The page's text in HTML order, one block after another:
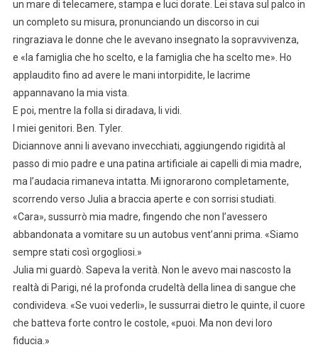
un mare di telecamere, stampa e luci dorate. Lei stava sul palco in
un completo su misura, pronunciando un discorso in cui
ringraziava le donne che le avevano insegnato la sopravvivenza,
e «la famiglia che ho scelto, e la famiglia che ha scelto me». Ho
applaudito fino ad avere le mani intorpidite, le lacrime
appannavano la mia vista.
E poi, mentre la folla si diradava, li vidi.
I miei genitori. Ben. Tyler.
Diciannove anni li avevano invecchiati, aggiungendo rigidità al
passo di mio padre e una patina artificiale ai capelli di mia madre,
ma l’audacia rimaneva intatta. Mi ignorarono completamente,
scorrendo verso Julia a braccia aperte e con sorrisi studiati.
«Cara», sussurrò mia madre, fingendo che non l’avessero
abbandonata a vomitare su un autobus vent’anni prima. «Siamo
sempre stati così orgogliosi.»
Julia mi guardò. Sapeva la verità. Non le avevo mai nascosto la
realtà di Parigi, né la profonda crudeltà della linea di sangue che
condivideva. «Se vuoi vederli», le sussurrai dietro le quinte, il cuore
che batteva forte contro le costole, «puoi. Ma non devi loro
fiducia.»